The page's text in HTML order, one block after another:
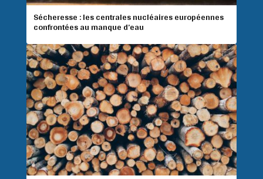
Sécheresse : les centrales nucléaires européennes
confrontées au manque d’eau